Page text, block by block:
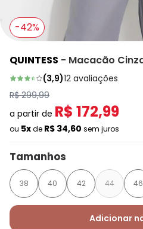
-42%
QUINTESS - Macacão
(3,9)12 avaliações
R$ 299,99
a partir de R$ 172,99
ou 5xde R$ 34,60 sem juros
Tamanhos
38 40 42 44 46
Adicionar